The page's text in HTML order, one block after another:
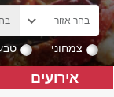
צמחוני
אירועים